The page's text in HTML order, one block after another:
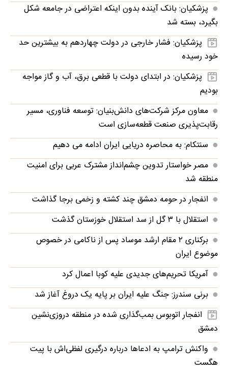
پزشکیان: بانک آینده بدون اینکه اعتراضی در جامعه شکل
بگیرد، بسته شد
پزشکیان: فشار خارجی در دولت چهاردهم به بیشترین حد
خود رسیده
پزشکیان: در ابتدای دولت با قطعی برق، آب و گاز مواجه
بودیم
معاون مرکز شرکت‌های دانش‌بنیان: توسعه فناوری، مسیر
رقابت‌پذیری صنعت قطعه‌سازی است
سنتکام: به محاصره دریایی ایران ادامه می دهیم
مصر خواستار تدوین چشم‌انداز مشترک عربی برای امنیت
منطقه شد
انفجار در حومه دمشق چند کشته و زخمی برجا گذاشت
استقلال با ۳ گل از سد استقلال خوزستان گذشت
برکناری ۲ مقام ارشد موساد پس از ناکامی در خصوص
موضوع ایران
آمریکا تحریم‌های جدیدی علیه کوبا اعمال کرد
برنی سندرز: جنگ علیه ایران بر پایه یک دروغ آغاز شد
انفجار اتوبوس بمب‌گذاری شده در منطقه دروزی‌نشین
دمشق
واکنش ترامپ به ادعاها درباره درگیری لفظی‌اش با پیت
هگست